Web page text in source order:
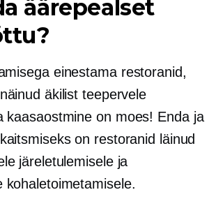
äärepealset
einestamarestoranid,
äkilist teepervele
kaasaostmine on moes! Enda ja
on restoranid läinud
järeletulemisele ja
kohaletoimetamisele.